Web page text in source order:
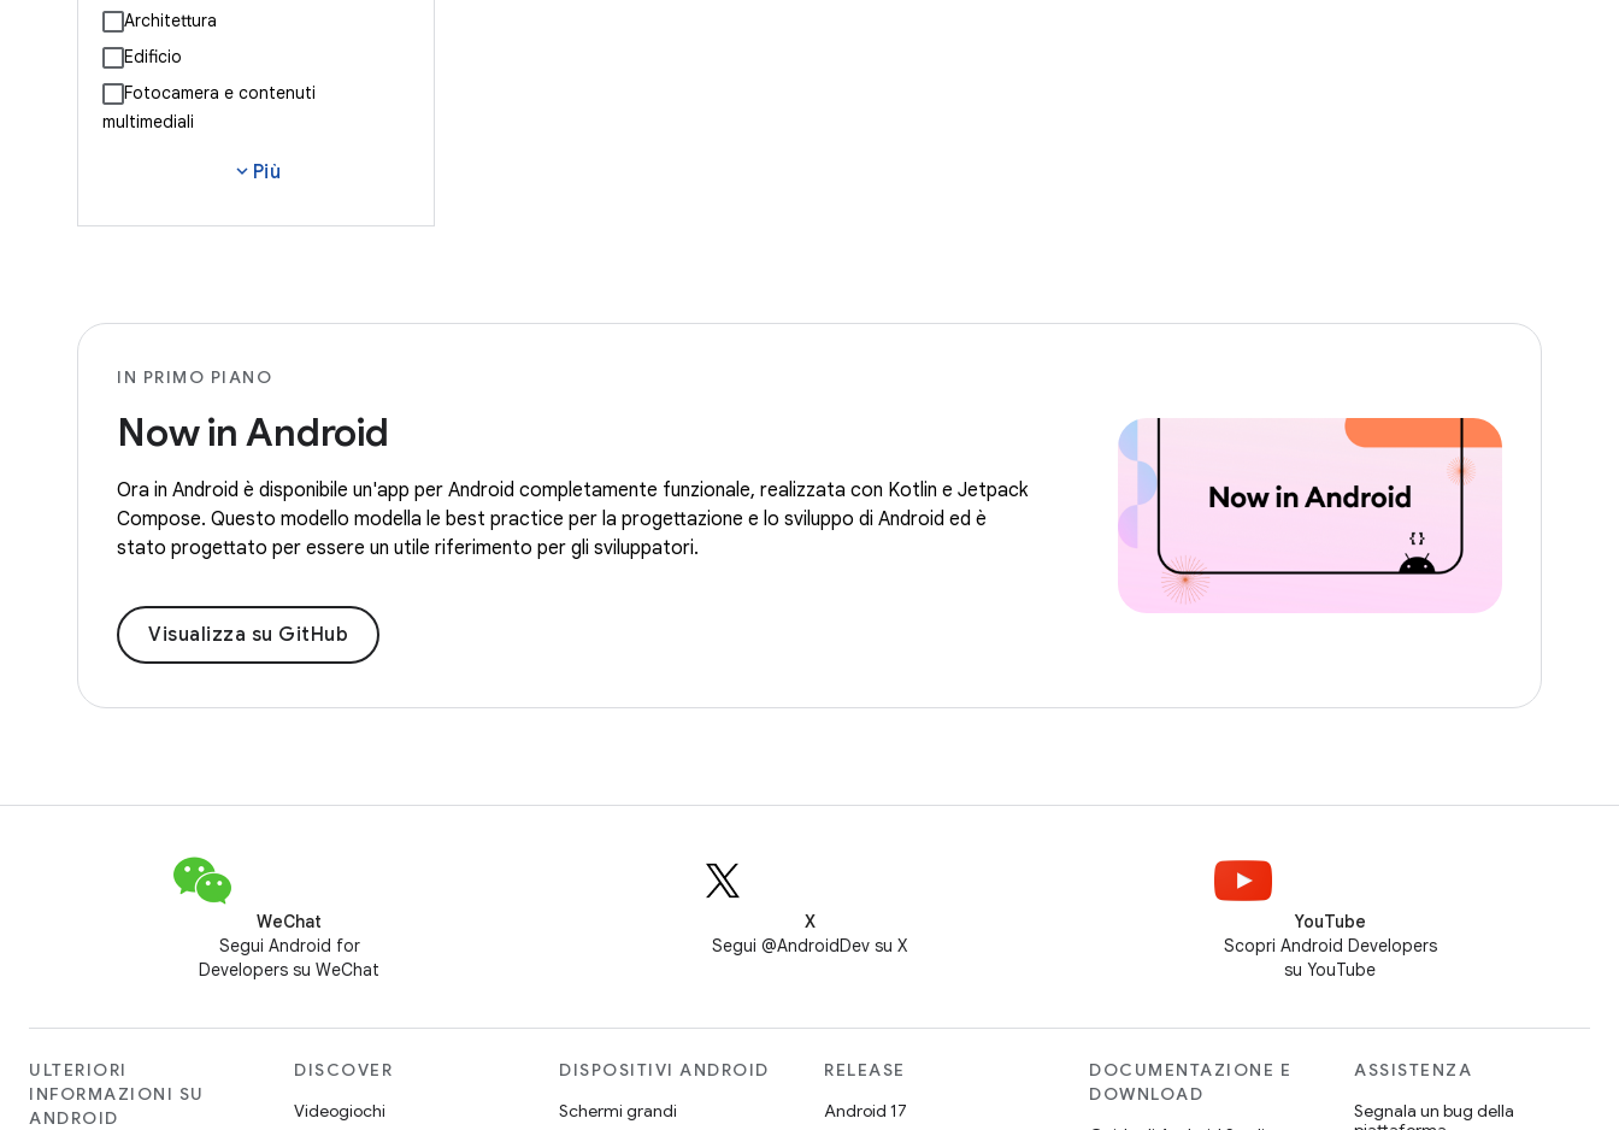
Architettura
Edificio
Fotocamera e contenuti
multimediali
expand_more Più
IN PRIMO PIANO
Now in Android
Ora in Android è disponibile un'app per Android completamente funzionale, realizzata con Kotlin e Jetpack
Compose. Questo modello modella le best practice per la progettazione e lo sviluppo di Android ed è
stato progettato per essere un utile riferimento per gli sviluppatori.
Visualizza su GitHub
WeChat
Segui Android for
Developers su WeChat
X
Segui @AndroidDev su X
YouTube
Scopri Android Developers
su YouTube
ULTERIORI
INFORMAZIONI SU
ANDROID
DISCOVER
Videogiochi
DISPOSITIVI ANDROID
Schermi grandi
RELEASE
Android 17
DOCUMENTAZIONE E
DOWNLOAD
ASSISTENZA
Segnala un bug della